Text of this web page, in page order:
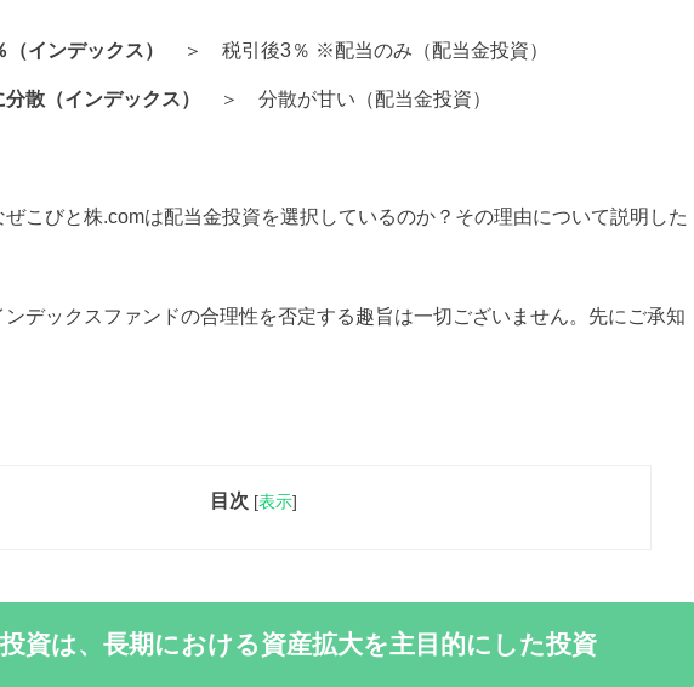
（インデックス） ＞ 税引後3％ ※配当のみ（配当金投資）
散（インデックス） ＞ 分散が甘い（配当金投資）
こびと株.comは配当金投資を選択しているのか？その理由について説明した
デックスファンドの合理性を否定する趣旨は一切ございません。先にご承知
目次 [表示]
資は、長期における資産拡大を主目的にした投資